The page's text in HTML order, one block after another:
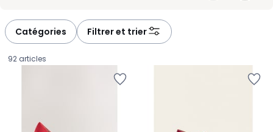
Catégories Filtrer et trier
92 articles